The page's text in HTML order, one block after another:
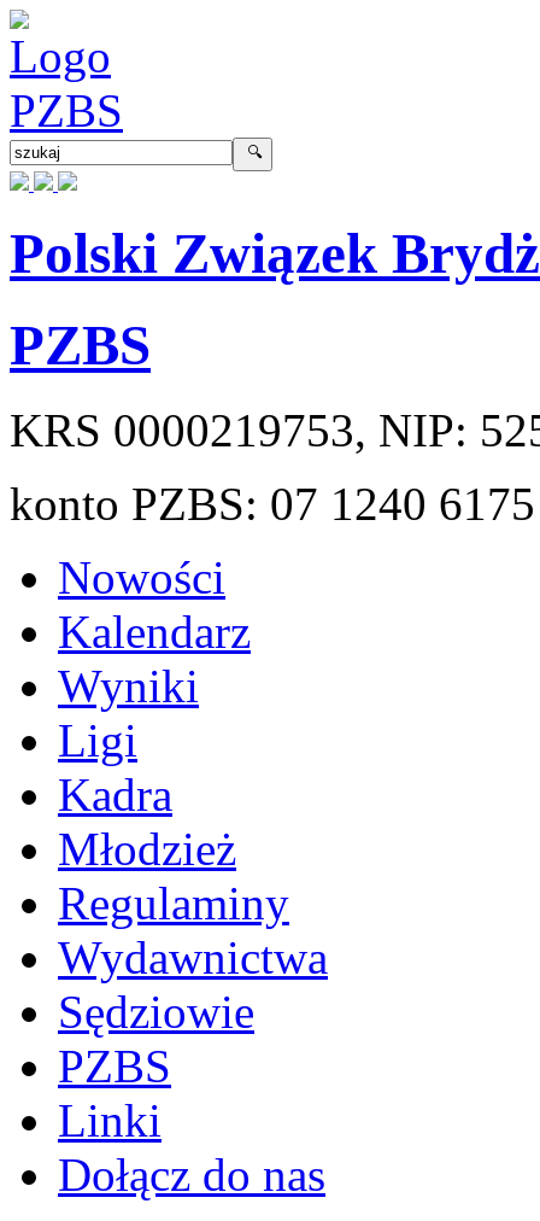
Polski Związek
PZBS
KRS 0000219753, NIP:
konto PZBS: 07 1240
Nowości
Kalendarz
Wyniki
Ligi
Kadra
Młodzież
Regulaminy
Wydawnictwa
Sędziowie
PZBS
Linki
Dołącz do nas